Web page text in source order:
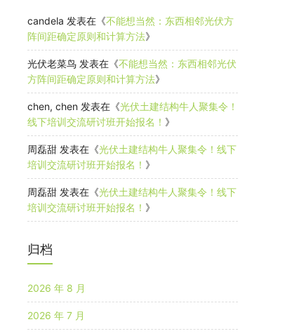
candela 发表在《不能想当然：东西相邻光伏方
阵间距确定原则和计算方法》
光伏老菜鸟 发表在《不能想当然：东西相邻光伏
方阵间距确定原则和计算方法》
chen, chen 发表在《光伏土建结构牛人聚集令！
线下培训交流研讨班开始报名！ 》
周磊甜 发表在《光伏土建结构牛人聚集令！线下
培训交流研讨班开始报名！ 》
周磊甜 发表在《光伏土建结构牛人聚集令！线下
培训交流研讨班开始报名！ 》
归档
2026 年 8 月
2026 年 7 月